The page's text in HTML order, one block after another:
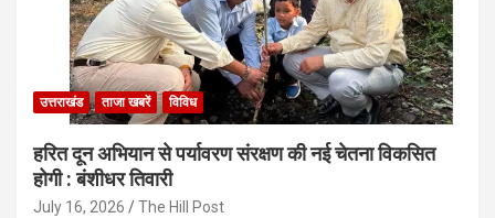
उत्तराखंड ताजा खबरें विविध
हरित दून अभियान से पर्यावरण संरक्षण की नई चेतना विकसित
होगी : बंशीधर तिवारी
July 16, 2026 The Hill Post